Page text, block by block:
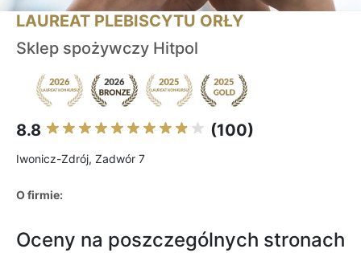
LAUREAT PLEBISCYTU ORŁY
Sklep spożywczy Hitpol
8.8 (100)
Iwonicz-Zdrój, Zadwór 7
O firmie:
Oceny na poszczególnych stronach